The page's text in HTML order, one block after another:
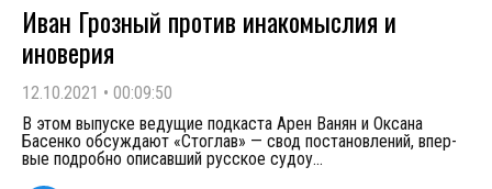
Иван Грозный против инакомыслия и
иноверия
12.10.2021 • 00:09:50
В этом выпуске ведущие подкаста Арен Ванян и Оксана
Басенко обсуждают «Сто­глав» — свод постановлений, впер­
вые под­роб­но опи­сав­ший русское су­до­у...